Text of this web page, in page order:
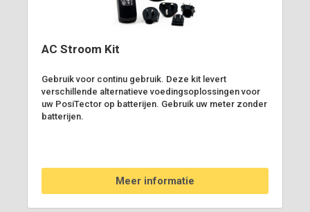
AC Stroom Kit
Gebruik voor continu gebruik. Deze kit levert
verschillende alternatieve voedingsoplossingen voor
uw PosiTector op batterijen. Gebruik uw meter zonder
batterijen.
Meer informatie